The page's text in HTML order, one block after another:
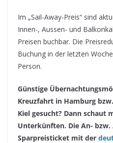
Im „Sail-Away-Preis“ sind
Innen-, Aussen- und
Preisen buchbar. Die
Buchung in der letzten
Person.
Günstige
Kreuzfahrt in Hamburg
Kiel gesucht? Dann schaut
Unterkünften. Die An-
Sparpreisticket mit der